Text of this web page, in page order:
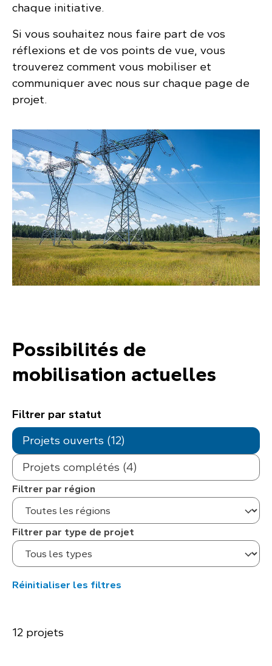
chaque initiative.
Si vous souhaitez nous faire part de vos
réflexions et de vos points de vue, vous
trouverez comment vous mobiliser et
communiquer avec nous sur chaque page de
projet.
Possibilités de
mobilisation actuelles
Filtrer par statut
Projets ouverts (12)
Projets complétés (4)
Filtrer par région
Filtrer par type de projet
Réinitialiser les filtres
12 projets